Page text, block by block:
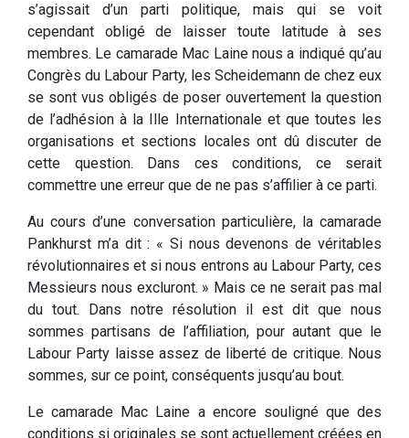
s’agissait d’un parti politique, mais qui se voit
cependant obligé de laisser toute latitude à ses
membres. Le camarade Mac Laine nous a indiqué qu’au
Congrès du Labour Party, les Scheidemann de chez eux
se sont vus obligés de poser ouvertement la question
de l’adhésion à la Ille Internationale et que toutes les
organisations et sections locales ont dû discuter de
cette question. Dans ces conditions, ce serait
commettre une erreur que de ne pas s’affilier à ce parti.
Au cours d’une conversation particulière, la camarade
Pankhurst m’a dit : « Si nous devenons de véritables
révolutionnaires et si nous entrons au Labour Party, ces
Messieurs nous excluront. » Mais ce ne serait pas mal
du tout. Dans notre résolution il est dit que nous
sommes partisans de l’affiliation, pour autant que le
Labour Party laisse assez de liberté de critique. Nous
sommes, sur ce point, conséquents jusqu’au bout.
Le camarade Mac Laine a encore souligné que des
conditions si originales se sont actuellement créées en